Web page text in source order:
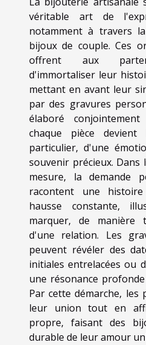
véritable art de
notamment à travers
bijoux de couple. Ces
offrent aux
d'immortaliser leur
mettant en avant leur
par des gravures
élaboré
chaque pièce
particulier, d'une
souvenir précieux.
mesure, la demande
racontent une
hausse constante,
marquer, de manière
d'une relation. Les
peuvent révéler des
initiales entrelacées ou
une résonance
Par cette démarche, les
leur union tout en
propre, faisant des
durable de leur amour